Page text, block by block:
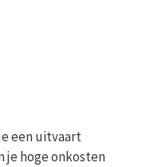
een uitvaart
je hoge onkosten